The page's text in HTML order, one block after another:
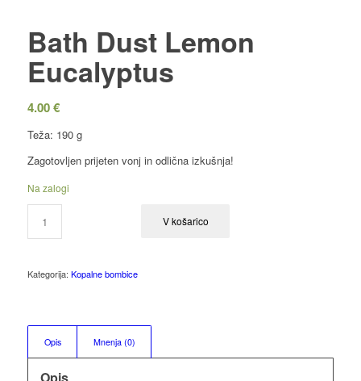
Bath Dust Lemon
Eucalyptus
4.00€
Teža: 190 g
Zagotovljen prijeten vonj in odlična izkušnja!
Na zalogi
V košarico
Kategorija: Kopalne bombice
Opis Mnenja (0)